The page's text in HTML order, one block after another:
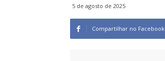
5 de agosto de 2025
Compartilhar no Facebook